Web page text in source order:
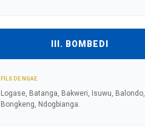
III. BOMBEDI
FILS DE NGAE
Logase, Batanga, Bakweri, Isuwu, Balondo,
Bongkeng, Ndogbianga.